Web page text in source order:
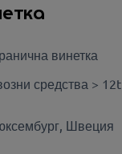
винетка
средства > 12t
Швеция